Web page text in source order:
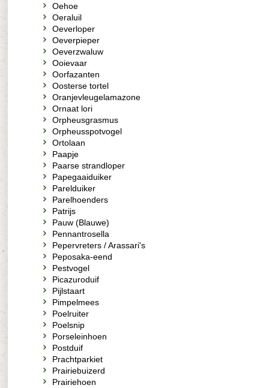
Oehoe
Oeraluil
Oeverloper
Oeverpieper
Oeverzwaluw
Ooievaar
Oorfazanten
Oosterse tortel
Oranjevleugelamazone
Ornaat lori
Orpheusgrasmus
Orpheusspotvogel
Ortolaan
Paapje
Paarse strandloper
Papegaaiduiker
Parelduiker
Parelhoenders
Patrijs
Pauw (Blauwe)
Pennantrosella
Pepervreters / Arassari's
Peposaka-eend
Pestvogel
Picazuroduif
Pijlstaart
Pimpelmees
Poelruiter
Poelsnip
Porseleinhoen
Postduif
Prachtparkiet
Prairiebuizerd
Prairiehoen